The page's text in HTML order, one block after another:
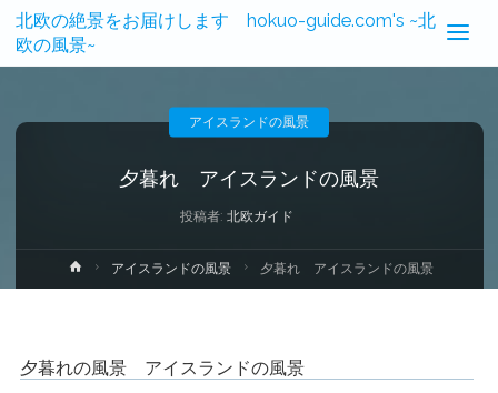
北欧の絶景をお届けします hokuo-guide.com's ~北
欧の風景~
夕暮れ アイスランドの風景
投稿者: 北欧ガイド
アイスランドの風景
ホ
ー
アイスランドの風景 夕暮れ アイスランドの風景
夕暮れの風景 アイスランドの風景